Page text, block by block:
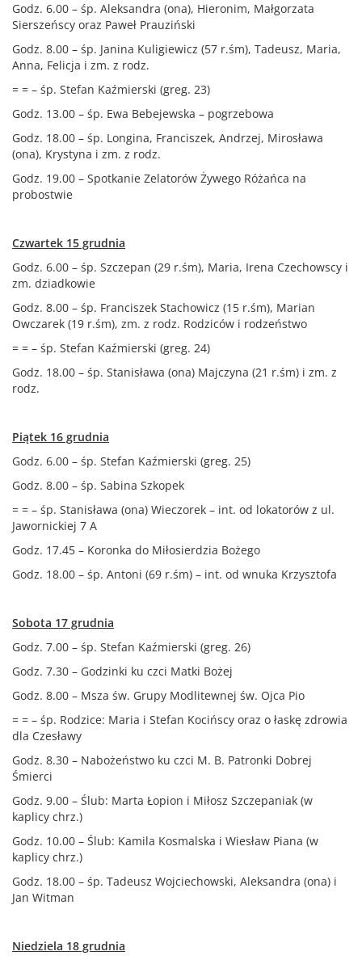
Godz. 6.00 – śp. Aleksandra (ona), Hieronim, Małgorzata
Sierszeńscy oraz Paweł Prauziński
Godz. 8.00 – śp. Janina Kuligiewicz (57 r.śm), Tadeusz, Maria,
Anna, Felicja i zm. z rodz.
= = – śp. Stefan Kaźmierski (greg. 23)
Godz. 13.00 – śp. Ewa Bebejewska – pogrzebowa
Godz. 18.00 – śp. Longina, Franciszek, Andrzej, Mirosława
(ona), Krystyna i zm. z rodz.
Godz. 19.00 – Spotkanie Zelatorów Żywego Różańca na
probostwie
Czwartek 15 grudnia
Godz. 6.00 – śp. Szczepan (29 r.śm), Maria, Irena Czechowscy i
zm. dziadkowie
Godz. 8.00 – śp. Franciszek Stachowicz (15 r.śm), Marian
Owczarek (19 r.śm), zm. z rodz. Rodziców i rodzeństwo
= = – śp. Stefan Kaźmierski (greg. 24)
Godz. 18.00 – śp. Stanisława (ona) Majczyna (21 r.śm) i zm. z
rodz.
Piątek 16 grudnia
Godz. 6.00 – śp. Stefan Kaźmierski (greg. 25)
Godz. 8.00 – śp. Sabina Szkopek
= = – śp. Stanisława (ona) Wieczorek – int. od lokatorów z ul.
Jawornickiej 7 A
Godz. 17.45 – Koronka do Miłosierdzia Bożego
Godz. 18.00 – śp. Antoni (69 r.śm) – int. od wnuka Krzysztofa
Sobota 17 grudnia
Godz. 7.00 – śp. Stefan Kaźmierski (greg. 26)
Godz. 7.30 – Godzinki ku czci Matki Bożej
Godz. 8.00 – Msza św. Grupy Modlitewnej św. Ojca Pio
= = – śp. Rodzice: Maria i Stefan Kocińscy oraz o łaskę zdrowia
dla Czesławy
Godz. 8.30 – Nabożeństwo ku czci M. B. Patronki Dobrej
Śmierci
Godz. 9.00 – Ślub: Marta Łopion i Miłosz Szczepaniak (w
kaplicy chrz.)
Godz. 10.00 – Ślub: Kamila Kosmalska i Wiesław Piana (w
kaplicy chrz.)
Godz. 18.00 – śp. Tadeusz Wojciechowski, Aleksandra (ona) i
Jan Witman
Niedziela 18 grudnia